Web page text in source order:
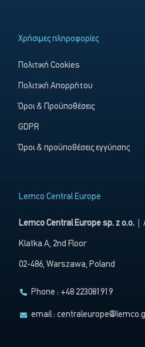
Χρήσιμες πληροφορίες
Πολιτική Cookies
Πολιτική Απορρήτου
Όροι & Προϋποθέσεις
GDPR
Όροι & προϋποθέσεις εγγύησης
Lemco Central Europe
Lemco Central Europe sp. z o.o.
Klatka A, 2nd Floor
02-486, Warszawa, Poland
Phone : +48 223081919
email :